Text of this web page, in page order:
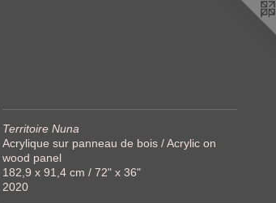
Territoire Nuna
Acrylique sur panneau de bois / Acrylic on
wood panel
182,9 x 91,4 cm / 72" x 36"
2020